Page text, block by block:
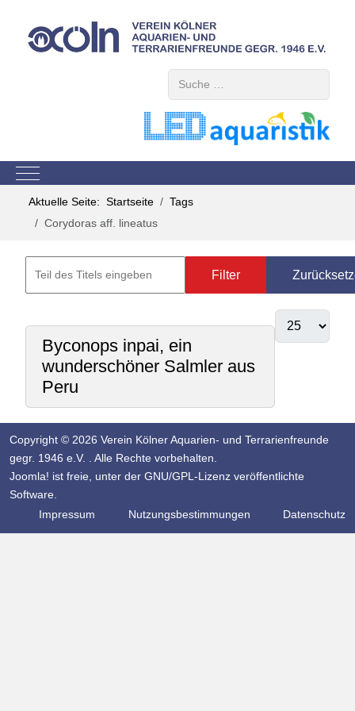
Mobile Menu Toggle
Aktuelle Seite: Startseite
Tags
Corydoras aff. lineatus
Filter
Byconops inpai, ein
wunderschöner Salmler aus
Peru
Copyright © 2026 Verein Kölner Aquarien- und Terrarienfreunde
gegr. 1946 e.V. . Alle Rechte vorbehalten.
Joomla! ist freie, unter der GNU/GPL-Lizenz veröffentlichte
Software.
Impressum
Nutzungsbestimmungen Datenschutz